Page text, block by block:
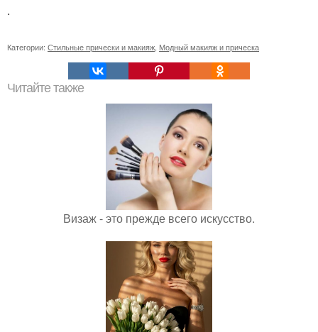
.
Категории: Стильные прически и макияж Модный макияж и прическа
Читайте также
Визаж - это прежде всего искусство.